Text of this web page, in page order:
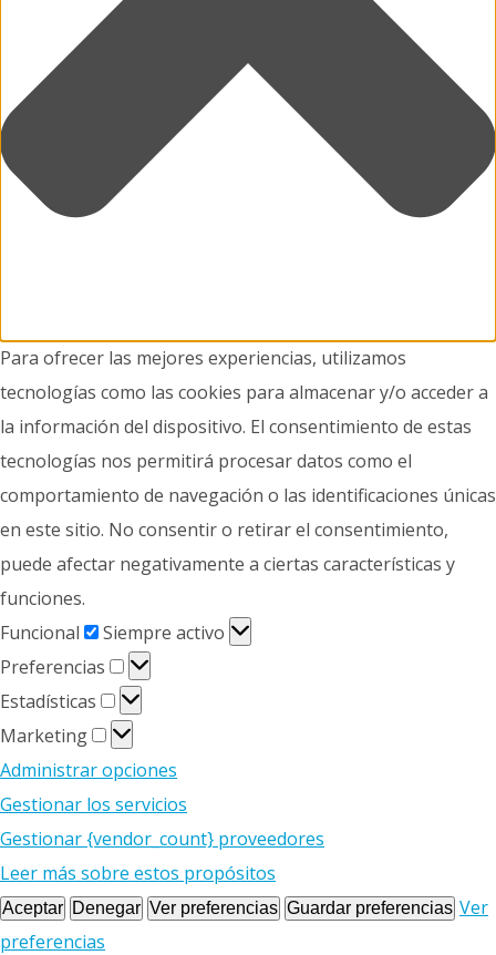
Para ofrecer las mejores experiencias, utilizamos
tecnologías como las cookies para almacenar y/o acceder a
la información del dispositivo. El consentimiento de estas
tecnologías nos permitirá procesar datos como el
comportamiento de navegación o las identificaciones únicas
en este sitio. No consentir o retirar el consentimiento,
puede afectar negativamente a ciertas características y
funciones.
Funcional
Funcional
Siempre activo
Preferencias
Preferencias
Estadísticas
Estadísticas
Marketing
Marketing
Administrar opciones
Gestionar los servicios
Gestionar {vendor_count} proveedores
Leer más sobre estos propósitos
Aceptar Denegar Ver preferencias Guardar preferencias Ver
preferencias